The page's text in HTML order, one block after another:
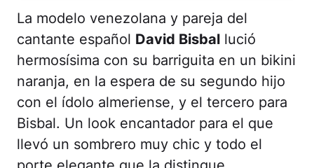
La modelo venezolana y pareja del
cantante español David Bisbal lució
hermosísima con su barriguita en un bikini
naranja, en la espera de su segundo hijo
con el ídolo almeriense, y el tercero para
Bisbal. Un look encantador para el que
llevó un sombrero muy chic y todo el